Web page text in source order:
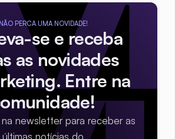
NÃO PERCA UMA NOVIDADE!
se e receba
as novidades
Entre na
newsletter para receber as
últimas notícias do